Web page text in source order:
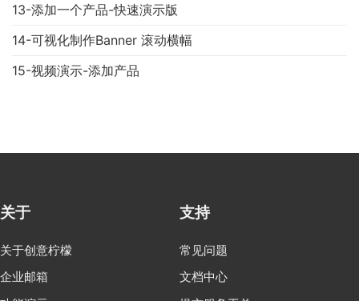
13-添加一个产品-快速演示版
14-可视化制作Banner 滚动横幅
15-视频演示-添加产品
关于
关于创意柠檬
企业邮箱
支持
常见问题
文档中心